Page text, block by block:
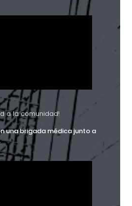
a la comunidad!
una brigada médica junto a